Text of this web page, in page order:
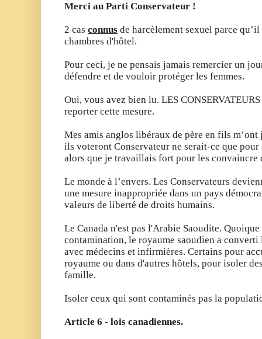
Merci au Parti Conservateur !
2 cas connus de harcèlement sexuel parce
chambres d'hôtel.
Pour ceci, je ne pensais jamais remercier un
défendre et de vouloir protéger les femmes.
Oui, vous avez bien lu. LES
reporter cette mesure.
Mes amis anglos libéraux de père en fils
ils voteront Conservateur ne serait-ce que pour
alors que je travaillais fort pour les convaincre
Le monde à l’envers. Les Conservateurs
une mesure inappropriée dans un pays
valeurs de liberté de droits humains.
Le Canada n'est pas l'Arabie Saoudite.
contamination, le royaume saoudien a
avec médecins et infirmières. Certains pour
royaume ou dans d'autres hôtels, pour isoler
famille.
Isoler ceux qui sont contaminés pas la
Article 6 - lois canadiennes.